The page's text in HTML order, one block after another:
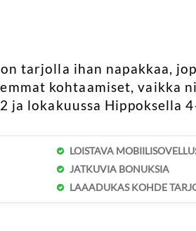
tarjolla ihan napakkaa,
kohtaamiset, vaikka
ja lokakuussa Hippoksella
LOISTAVA
JATKUVIA BONUKSIA
LAAADUKAS KOHDE